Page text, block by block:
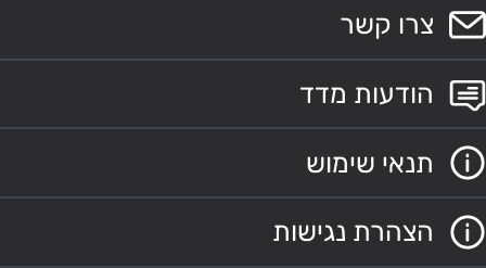
צרו קשר
הודעות מדד
תנאי שימוש
הצהרת נגישות